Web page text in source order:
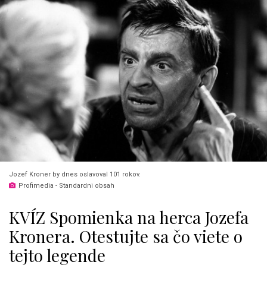
Jozef Kroner by dnes oslavoval 101 rokov.
Profimedia - Standardni obsah
KVÍZ Spomienka na herca Jozefa
Kronera. Otestujte sa čo viete o
tejto legende